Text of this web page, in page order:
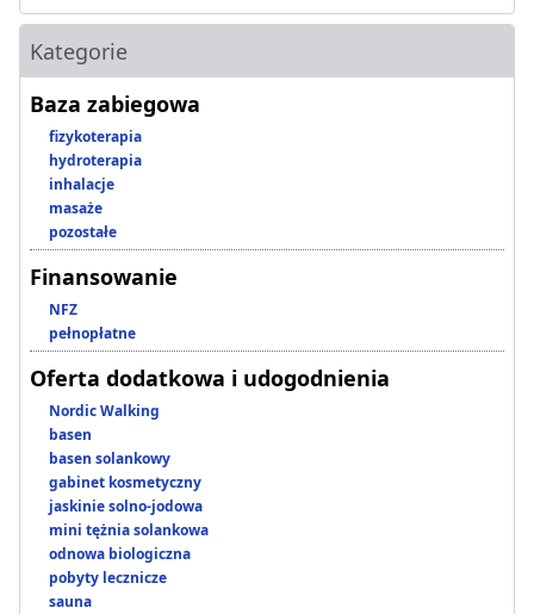
Kategorie
Baza zabiegowa
fizykoterapia
hydroterapia
inhalacje
masaże
pozostałe
Finansowanie
NFZ
pełnopłatne
Oferta dodatkowa i udogodnienia
Nordic Walking
basen
basen solankowy
gabinet kosmetyczny
jaskinie solno-jodowa
mini tężnia solankowa
odnowa biologiczna
pobyty lecznicze
sauna